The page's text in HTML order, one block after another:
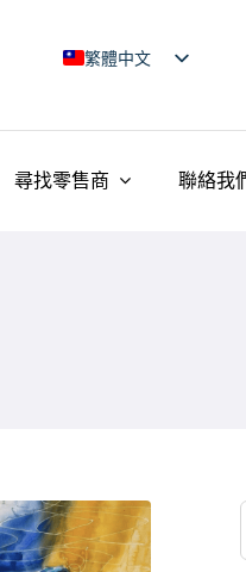
繁體中文
日本語
Français
尋找零售商 聯絡我